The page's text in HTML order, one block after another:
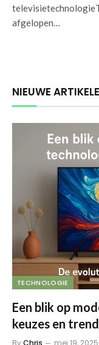
afgelopen…
NIEUWE
TECHNOLOGIE
Een blik op
keuzes en
ByChris mei 19, 2025